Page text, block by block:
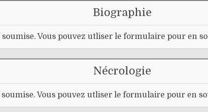
Biographie
Vous pouvez utliser le formulaire pour en
Nécrologie
Vous pouvez utliser le formulaire pour en